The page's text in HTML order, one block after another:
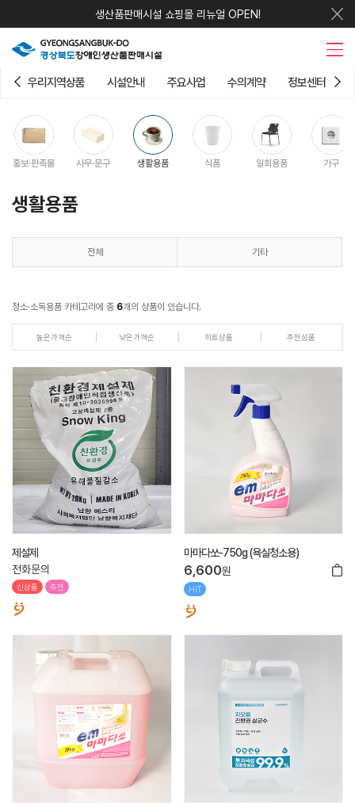
생산품판매시설 쇼핑몰 리뉴얼 OPEN!
우리지역상품 시설안내 주요사업 수의계약 정보센터
홍보·판촉물 사무·문구 생활용품 식품 일회용품 가구
생활용품
전체 기타
청소·소독용품 카테고리에 총 6개의 상품이 있습니다.
높은가격순 낮은가격순 히트상품 추천상품
제설제
전화문의
신상품 추천
마마다쏘-750g (욕실청소용)
6,600원
HIT